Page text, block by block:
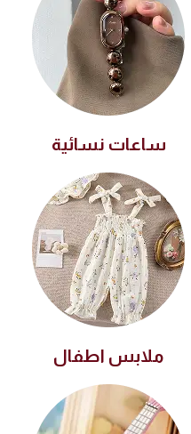
ساعات نسائية
ملابس اطفال